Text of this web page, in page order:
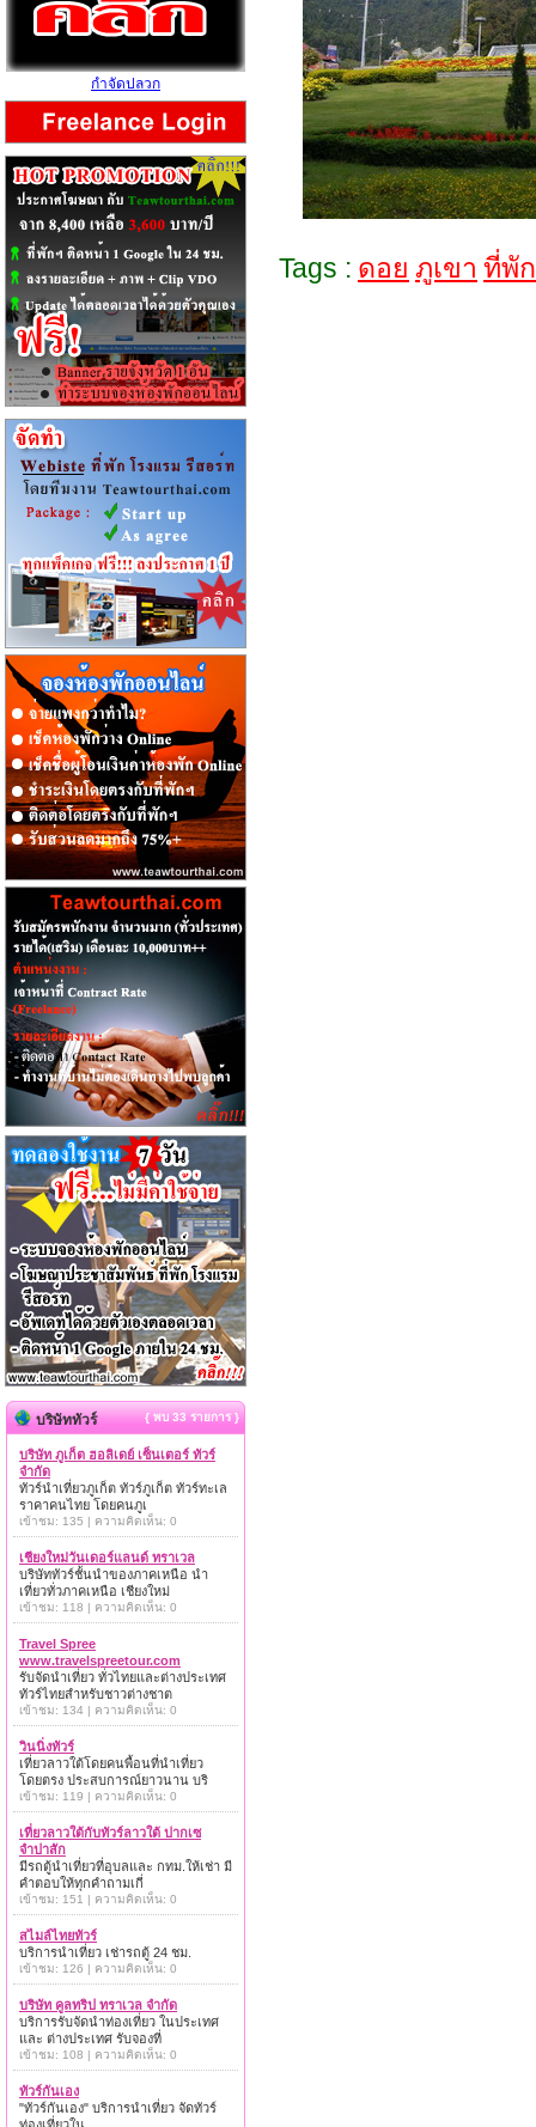
Tags : ดอย ภูเขา ที่พัก
กำจัดปลวก
บริษัททัวร์ { พบ 33 รายการ }
บริษัท ภูเก็ต ฮอลิเดย์ เซ็นเตอร์ ทัวร์
จำกัด
ทัวร์นำเที่ยวภูเก็ต ทัวร์ภูเก็ต ทัวร์ทะเล
ราคาคนไทย โดยคนภูเ
เข้าชม: 135 | ความคิดเห็น: 0
เชียงใหม่วันเดอร์แลนด์ ทราเวล
บริษัททัวร์ชั้นนำของภาคเหนือ นำ
เที่ยวทั่วภาคเหนือ เชียงใหม่
เข้าชม: 118 | ความคิดเห็น: 0
Travel Spree
www.travelspreetour.com
รับจัดนำเที่ยว ทั่วไทยและต่างประเทศ
ทัวร์ไทยสำหรับชาวต่างชาต
เข้าชม: 134 | ความคิดเห็น: 0
วินนิ่งทัวร์
เที่ยวลาวใต้โดยคนพื้อนที่นำเที่ยว
โดยตรง ประสบการณ์ยาวนาน บริ
เข้าชม: 119 | ความคิดเห็น: 0
เที่ยวลาวใต้กับทัวร์ลาวใต้ ปากเซ
จำปาสัก
มีรถตู้นำเที่ยวที่อุบลและ กทม.ให้เช่า มี
คำตอบให้ทุกคำถามเกี่
เข้าชม: 151 | ความคิดเห็น: 0
สไมล์ไทยทัวร์
บริการนำเที่ยว เช่ารถตู้ 24 ชม.
เข้าชม: 126 | ความคิดเห็น: 0
บริษัท คูลทริป ทราเวล จำกัด
บริการรับจัดนำท่องเที่ยว ในประเทศ
และ ต่างประเทศ รับจองที่
เข้าชม: 108 | ความคิดเห็น: 0
ทัวร์กันเอง
"ทัวร์กันเอง" บริการนำเที่ยว จัดทัวร์